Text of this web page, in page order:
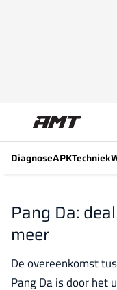
DiagnoseAPKTechniek
Pang Da:
meer
De overeenkomst
Pang Da is door het